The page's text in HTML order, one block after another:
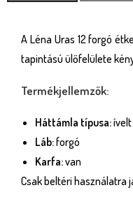
A Léna Uras 12 forgó
tapintású ülőfelülete
Termékjellemzők:
Háttámla típusa:ívelt
Láb:forgó
Karfa:van
Csak beltéri használatra